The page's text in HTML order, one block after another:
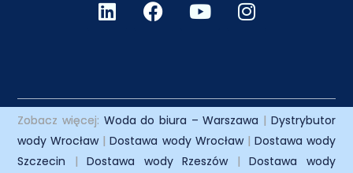
Zobacz więcej: Woda do biura – Warszawa | Dystrybutor
wody Wrocław|Dostawa wody Wrocław| Dostawa wody
Szczecin |Dostawa wody Rzeszów|Dostawa wody